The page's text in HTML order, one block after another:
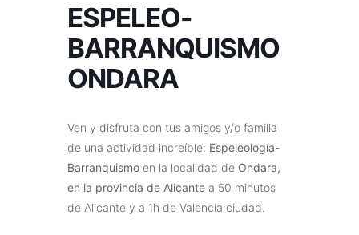
ESPELEO-
BARRANQUISMO
ONDARA
Ven y disfruta con tus amigos y/o familia
de una actividad increíble: Espeleología-
Barranquismo en la localidad de Ondara,
en la provincia de Alicante a 50 minutos
de Alicante y a 1h de Valencia ciudad.